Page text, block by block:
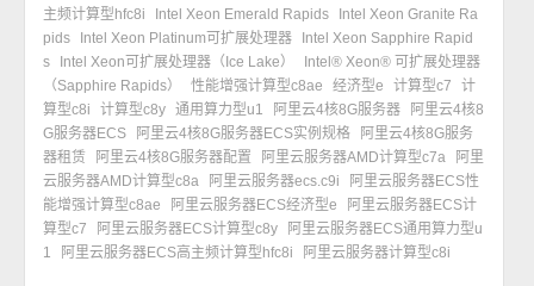
主频计算型hfc8i
Intel Xeon Emerald Rapids
Intel Xeon Granite Ra
pids
Intel Xeon Platinum可扩展处理器
Intel Xeon Sapphire Rapid
s
Intel Xeon可扩展处理器（Ice Lake）
Intel® Xeon® 可扩展处理器
（Sapphire Rapids）
性能增强计算型c8ae 经济型e 计算型c7
计
算型c8i
计算型c8y 通用算力型u1 阿里云4核8G服务器
阿里云4核8
G服务器ECS
阿里云4核8G服务器ECS实例规格
阿里云4核8G服务
器租赁
阿里云4核8G服务器配置 阿里云服务器AMD计算型c7a
阿里
云服务器AMD计算型c8a
阿里云服务器ecs.c9i
阿里云服务器ECS性
能增强计算型c8ae
阿里云服务器ECS经济型e
阿里云服务器ECS计
算型c7
阿里云服务器ECS计算型c8y
阿里云服务器ECS通用算力型u
1
阿里云服务器ECS高主频计算型hfc8i 阿里云服务器计算型c8i